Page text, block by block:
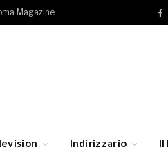
Magazine
Indirizzario Il